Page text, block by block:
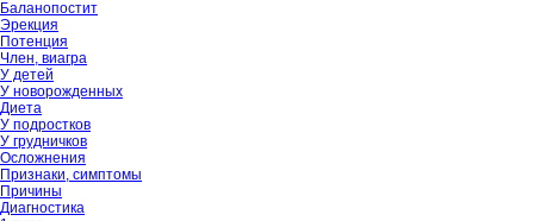
Баланопостит
Эрекция
Потенция
Член, виагра
У детей
У новорожденных
Диета
У подростков
У грудничков
Осложнения
Признаки, симптомы
Причины
Диагностика